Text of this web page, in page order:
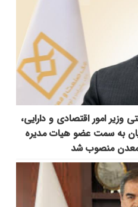
وزیر امور اقتصادی و دارایی،
به سمت عضو هیات مدیره
منصوب شد